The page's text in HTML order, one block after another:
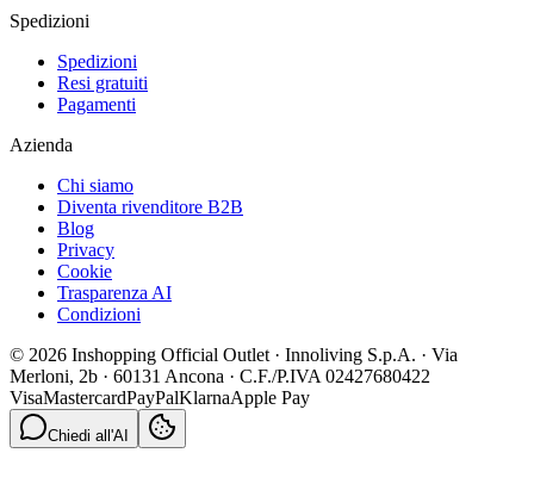
Spedizioni
Spedizioni
Resi gratuiti
Pagamenti
Azienda
Chi siamo
Diventa rivenditore B2B
Blog
Privacy
Cookie
Trasparenza AI
Condizioni
© 2026 Inshopping Official Outlet · Innoliving S.p.A. · Via
Merloni, 2b · 60131 Ancona · C.F./P.IVA 02427680422
VisaMastercardPayPalKlarnaApple Pay
Chiedi all'AI